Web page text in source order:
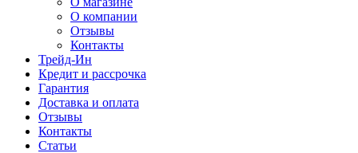
О компании
Отзывы
Контакты
Трейд-Ин
Кредит и рассрочка
Гарантия
Доставка и оплата
Отзывы
Контакты
Статьи